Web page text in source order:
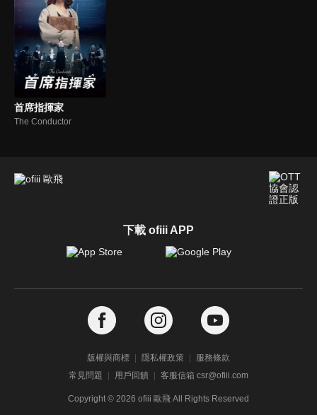
首席指揮家
The Conductor
下載 ofiii APP
版權與商標 隱私權政策
服務條款
常見問題
用戶回饋 客服信箱 csr@ofiii.com
Copyright © 2026 ofiii 歐飛 All Rights Reserved